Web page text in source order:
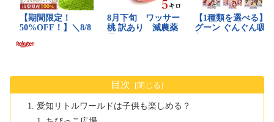
目次
愛知リトルワールドは子供も楽しめる？